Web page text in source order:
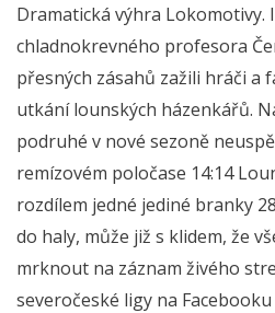
Dramatická výhra Lokomotivy.
chladnokrevného profesora
přesných zásahů zažili hráči a
utkání lounských házenkářů.
podruhé v nové sezoně
remízovém poločase 14:14
rozdílem jedné jediné branky
do haly, může již s klidem, že
mrknout na záznam živého
severočeské ligy na